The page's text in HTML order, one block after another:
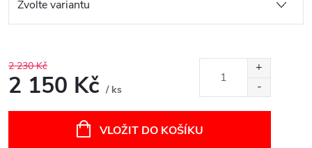
2 230 Kč
2 150 Kč / ks
VLOŽIT DO KOŠÍKU